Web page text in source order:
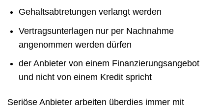
Gehaltsabtretungen verlangt werden
Vertragsunterlagen nur per Nachnahme
angenommen werden dürfen
der Anbieter von einem Finanzierungsangebot
und nicht von einem Kredit spricht
Seriöse Anbieter arbeiten überdies immer mit